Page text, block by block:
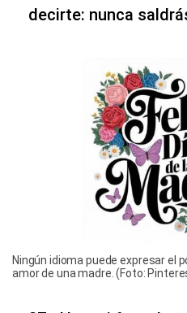
decirte: nunca
Ningún idioma puede expresar el
amor de una madre. (Foto: